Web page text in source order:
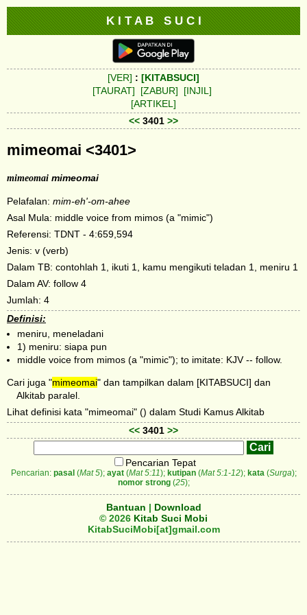
K I T A B S U C I
[VER] : [KITABSUCI]
[TAURAT]
[ZABUR]
[INJIL]
[ARTIKEL]
<< 3401 >>
mimeomai <3401>
mimeomai mimeomai
Pelafalan: mim-eh'-om-ahee
Asal Mula: middle voice from mimos (a "mimic")
Referensi: TDNT - 4:659,594
Jenis: v (verb)
Dalam TB: contohlah 1, ikuti 1, kamu mengikuti teladan 1, meniru 1
Dalam AV: follow 4
Jumlah: 4
Definisi:
meniru, meneladani
1) meniru: siapa pun
middle voice from mimos (a "mimic"); to imitate: KJV -- follow.
Cari juga "mimeomai" dan tampilkan dalam [KITABSUCI] dan
Alkitab paralel.
Lihat definisi kata "mimeomai" () dalam Studi Kamus Alkitab
<< 3401 >>
Pencarian Tepat
Pencarian: pasal (Mat 5); ayat(Mat 5:11); kutipan(Mat 5:1-12); kata(Surga);
nomor strong(25);
Bantuan | Download
© 2026 Kitab Suci Mobi
KitabSuciMobi[at]gmail.com